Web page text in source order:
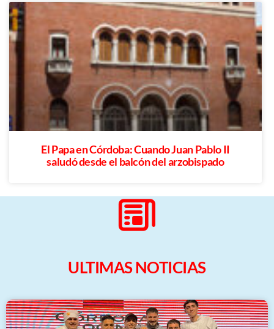
El Papa en Córdoba: Cuando Juan Pablo II
saludó desde el balcón del arzobispado
ULTIMAS NOTICIAS